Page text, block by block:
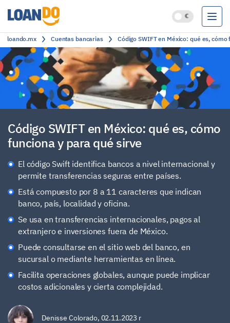
Préstamos
Créditos
Cuentas bancarias
Clasificación
loando.mx Cuentas bancarias Código SWIFT en México: qué es,
Código SWIFT en México: qué es, cómo
funciona y para qué sirve
El código Swift identifica bancos a nivel internacional y
permite transferencias seguras entre países.
Está compuesto por 8 a 11 caracteres que indican
banco, país, localidad y oficina.
Se usa en transferencias internacionales, pagos al
extranjero e inversiones fuera de México.
Puede consultarse en el sitio web del banco, en
sucursal o mediante herramientas en línea.
Facilita operaciones globales, aunque puede implicar
costos adicionales y cierta complejidad.
Denisse Colorado, 02.11.2023 r